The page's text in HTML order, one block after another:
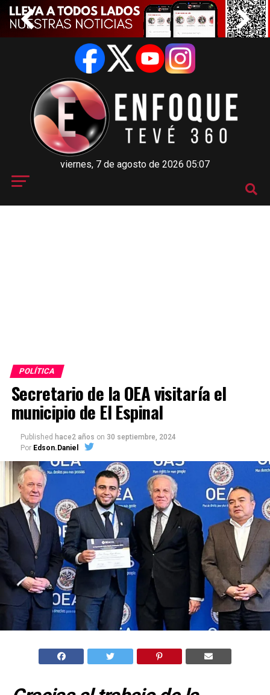
viernes, 7 de agosto de 2026 05:07
POLÍTICA
Secretario de la OEA visitaría el
municipio de El Espinal
Published hace2 años on 30 septiembre, 2024
Por Edson.Daniel